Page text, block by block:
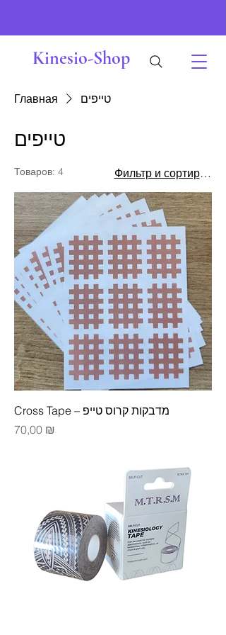
Kinesio-Shop
Главная טייפים
טייפים
Товаров: 4 Фильтр и сортировка
Cross Tape – מדבקות קרוס טייפ
Цена
70,00 ₪